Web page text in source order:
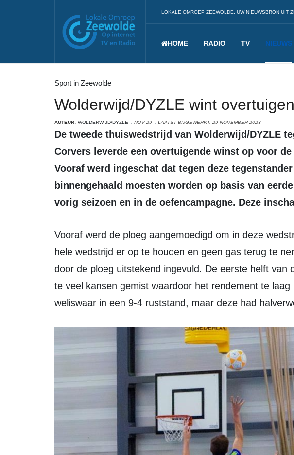
LOKALE OMROEP ZEEWOLDE, UW NIEUWSBRON UIT
HOME RADIO TV NIEUWS
Sport in Zeewolde
Wolderwijd/DYZLE wint
AUTEUR: WOLDERWIJD/DYZLE NOV 29 LAATST BIJGEWERKT: 29 NOVEMBER 2023
De tweede thuiswedstrijd van Wolderwijd/DYZLE tegen het Hilversumse
Corvers leverde een overtuigende winst op voor de
Vooraf werd ingeschat dat tegen deze
binnengehaald moesten worden op basis van
vorig seizoen en in de oefencampagne. Deze
Vooraf werd de ploeg aangemoedigd om in deze wedstrijd de druk gedurende de
hele wedstrijd er op te houden en geen gas terug te
door de ploeg uitstekend ingevuld. De eerste helft van
te veel kansen gemist waardoor het rendement te
weliswaar in een 9-4 ruststand, maar deze had